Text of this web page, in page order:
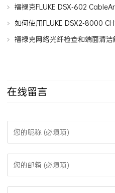
福禄克FLUKE DSX-602
如何使用FLUKE DSX2-8000 CH
福禄克网络光纤检查和端面清洁
在线留言